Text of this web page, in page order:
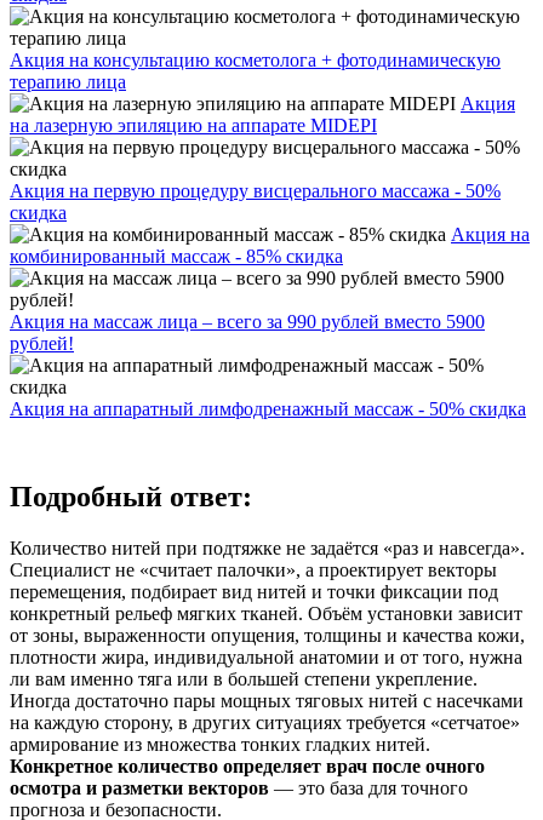
Акция на консультацию косметолога + фотодинамическую
терапию лица
Акция
на лазерную эпиляцию на аппарате MIDEPI
Акция на первую процедуру висцерального массажа - 50%
скидка
Акция на
комбинированный массаж - 85% скидка
Акция на массаж лица – всего за 990 рублей вместо 5900
рублей!
Акция на аппаратный лимфодренажный массаж - 50% скидка
Подробный ответ:
Количество нитей при подтяжке не задаётся «раз и навсегда».
Специалист не «считает палочки», а проектирует векторы
перемещения, подбирает вид нитей и точки фиксации под
конкретный рельеф мягких тканей. Объём установки зависит
от зоны, выраженности опущения, толщины и качества кожи,
плотности жира, индивидуальной анатомии и от того, нужна
ли вам именно тяга или в большей степени укрепление.
Иногда достаточно пары мощных тяговых нитей с насечками
на каждую сторону, в других ситуациях требуется «сетчатое»
армирование из множества тонких гладких нитей.
Конкретное количество определяет врач после очного
осмотра и разметки векторов — это база для точного
прогноза и безопасности.